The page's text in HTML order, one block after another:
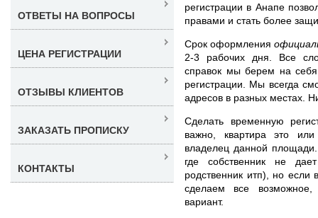
регистрации в Анапе
правами и стать более
Срок оформления
2-3 рабочих дня. Все
справок мы берем на
регистрации. Мы всегда
адресов в разных местах.
Сделать временную
важно, квартира это
владелец данной
где собственник не
родственник итп), но
сделаем все
вариант.
ОТВЕТЫ НА ВОПРОСЫ
ЦЕНА РЕГИСТРАЦИИ
ОТЗЫВЫ КЛИЕНТОВ
ЗАКАЗАТЬ ПРОПИСКУ
КОНТАКТЫ